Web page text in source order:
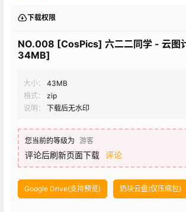
下载权限
NO.008 [CosPics] 六二二同学 - 云图
34MB]
大小：
43MB
格式：
zip
说明：
下载后无水印
您当前的等级为 游客
评论后刷新页面下载 评论
Google Drive(支持预览) 奶块云盘(仅压缩包)